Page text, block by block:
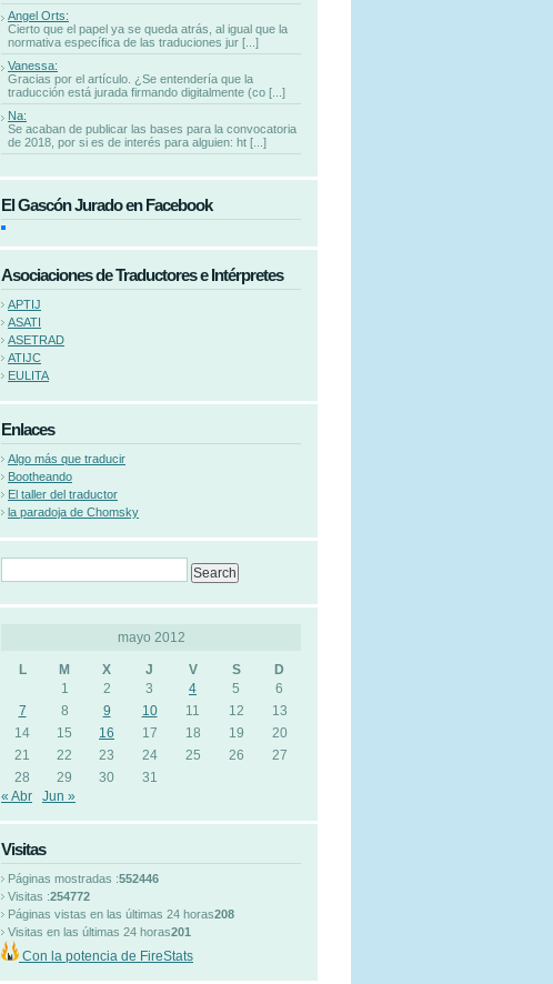
Angel Orts:
Cierto que el papel ya se queda atrás, al igual que la
normativa específica de las traduciones jur [...]
Vanessa:
Gracias por el artículo. ¿Se entendería que la
traducción está jurada firmando digitalmente (co [...]
Na:
Se acaban de publicar las bases para la convocatoria
de 2018, por si es de interés para alguien: ht [...]
El Gascón Jurado en Facebook
Asociaciones de Traductores e Intérpretes
APTIJ
ASATI
ASETRAD
ATIJC
EULITA
Enlaces
Algo más que traducir
Bootheando
El taller del traductor
la paradoja de Chomsky
mayo 2012
L M X J V S
D
1
2 3 4 5
6
7
8 9 10 11 12
13
14
15 16 17 18 19
20
21
22 23 24 25 26
27
28
29 30
31
« Abr
Jun »
Visitas
Páginas mostradas :552446
Visitas :254772
Páginas vistas en las últimas 24 horas208
Visitas en las últimas 24 horas201
Con la potencia de FireStats